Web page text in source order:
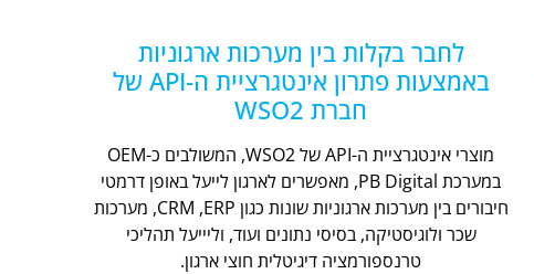
לחבר בקלות בין מערכות ארגוניות
באמצעות פתרון אינטגרציית ה-API של
חברת WSO2
מוצרי אינטגרציית ה-API של WSO2, המשולבים כ-OEM
במערכת PB Digital, מאפשרים לארגון לייעל באופן דרמטי
חיבורים בין מערכות ארגוניות שונות כגון CRM ,ERP, מערכות
שכר ולוגיסטיקה, בסיסי נתונים ועוד, וליייעל תהליכי
טרנספורמציה דיגיטלית חוצי ארגון.